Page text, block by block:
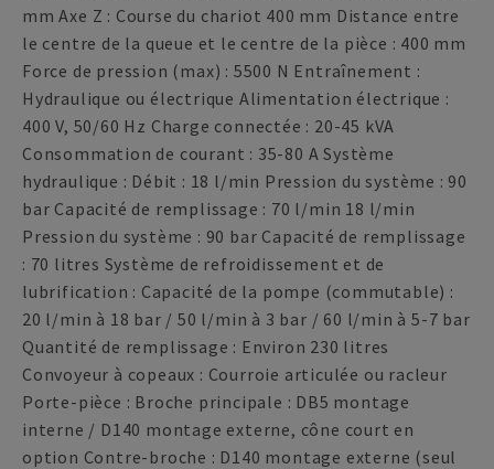
mm Axe Z : Course du chariot 400 mm Distance entre
le centre de la queue et le centre de la pièce : 400 mm
Force de pression (max) : 5500 N Entraînement :
Hydraulique ou électrique Alimentation électrique :
400 V, 50/60 Hz Charge connectée : 20-45 kVA
Consommation de courant : 35-80 A Système
hydraulique : Débit : 18 l/min Pression du système : 90
bar Capacité de remplissage : 70 l/min 18 l/min
Pression du système : 90 bar Capacité de remplissage
: 70 litres Système de refroidissement et de
lubrification : Capacité de la pompe (commutable) :
20 l/min à 18 bar / 50 l/min à 3 bar / 60 l/min à 5-7 bar
Quantité de remplissage : Environ 230 litres
Convoyeur à copeaux : Courroie articulée ou racleur
Porte-pièce : Broche principale : DB5 montage
interne / D140 montage externe, cône court en
option Contre-broche : D140 montage externe (seul